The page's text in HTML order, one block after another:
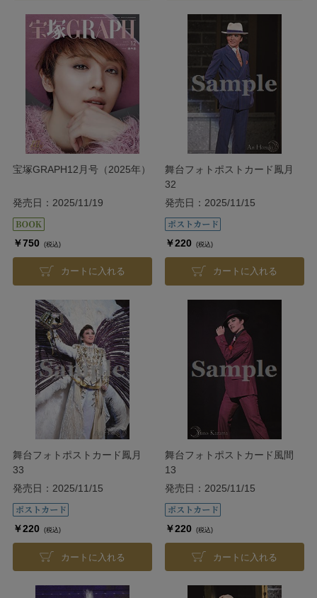
宝塚GRAPH12月号（2025年）
発売日：2025/11/19
￥750 (税込)
カートに入れる
舞台フォトポストカード鳳月
32
発売日：2025/11/15
￥220 (税込)
カートに入れる
舞台フォトポストカード鳳月
33
発売日：2025/11/15
￥220 (税込)
カートに入れる
舞台フォトポストカード風間
13
発売日：2025/11/15
￥220 (税込)
カートに入れる